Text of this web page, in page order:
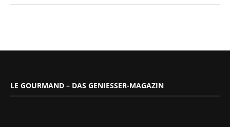
LE GOURMAND – DAS GENIESSER-MAGAZIN